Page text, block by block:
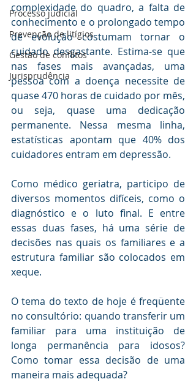
Processo judicial
Prevenção de litígios
Gestāo de conflitos
Jurisprudência
complexidade do quadro, a falta de
conhecimento e o prolongado tempo
de evolução costumam tornar o
cuidado desgastante. Estima-se que
nas fases mais avançadas, uma
pessoa com a doença necessite de
quase 470 horas de cuidado por mês,
ou seja, quase uma dedicação
permanente. Nessa mesma linha,
estatísticas apontam que 40% dos
cuidadores entram em depressão.
Como médico geriatra, participo de
diversos momentos difíceis, como o
diagnóstico e o luto final. E entre
essas duas fases, há uma série de
decisões nas quais os familiares e a
estrutura familiar são colocados em
xeque.
O tema do texto de hoje é freqüente
no consultório: quando transferir um
familiar para uma instituição de
longa permanência para idosos?
Como tomar essa decisão de uma
maneira mais adequada?